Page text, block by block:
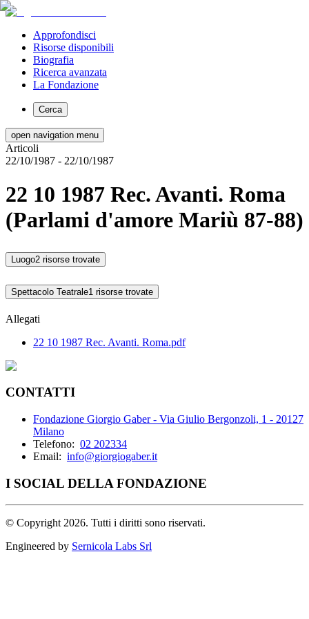
Approfondisci
Risorse disponibili
Biografia
Ricerca avanzata
La Fondazione
Cerca
open navigation menu
Articoli
22/10/1987 - 22/10/1987
22 10 1987 Rec. Avanti. Roma
(Parlami d'amore Mariù 87-88)
Luogo2 risorse trovate
Spettacolo Teatrale1 risorse trovate
Allegati
22 10 1987 Rec. Avanti. Roma.pdf
CONTATTI
Fondazione Giorgio Gaber - Via Giulio Bergonzoli, 1 - 20127
Milano
Telefono: 02 202334
Email: info@giorgiogaber.it
I SOCIAL DELLA FONDAZIONE
© Copyright 2026. Tutti i diritti sono riservati.
Engineered by Sernicola Labs Srl